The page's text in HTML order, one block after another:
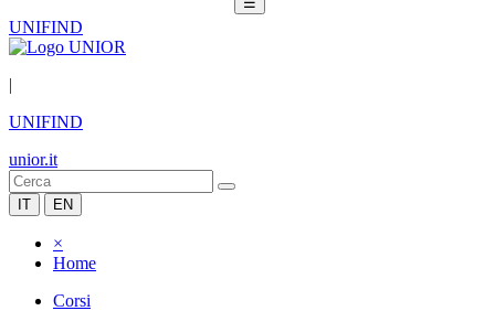
UNIFIND
|
UNIFIND
unior.it
IT EN
×
Home
Corsi